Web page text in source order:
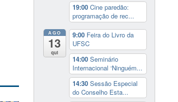
19:00 Cine paredão:
programação de rec...
AGO
13
qui
9:00 Feira do Livro da
UFSC
14:00 Seminário
Internacional ‘Ninguém...
14:30 Sessão Especial
do Conselho Esta...